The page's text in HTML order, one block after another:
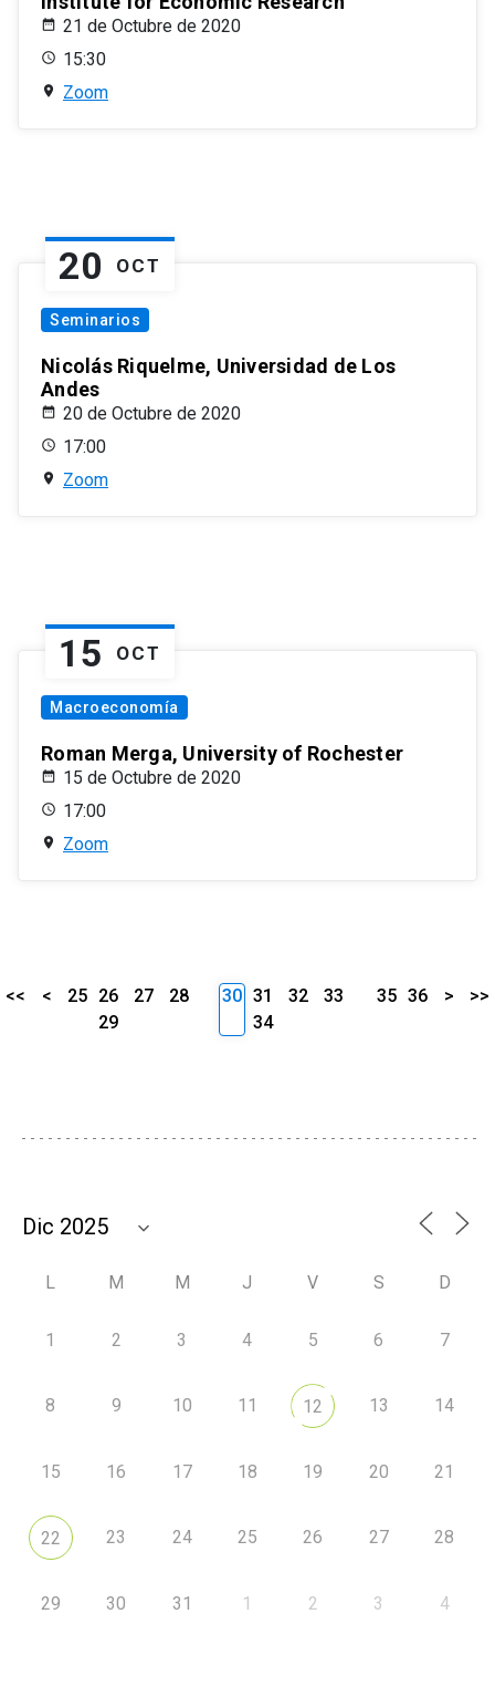
21 de Octubre de 2020
15:30
Zoom
20 OCT
Seminarios
Nicolás Riquelme, Universidad de Los
Andes
20 de Octubre de 2020
17:00
Zoom
15 OCT
Macroeconomía
Roman Merga, University of Rochester
15 de Octubre de 2020
17:00
Zoom
<< < 25 26 27
28
29
30 31 32
33
34
35 36 > >>
L M M J V S D
1 2 3 4 5 6 7
8 9 10 11 12 13 14
15 16 17 18 19 20 21
22 23 24 25 26 27 28
29 30 31 1 2 3 4